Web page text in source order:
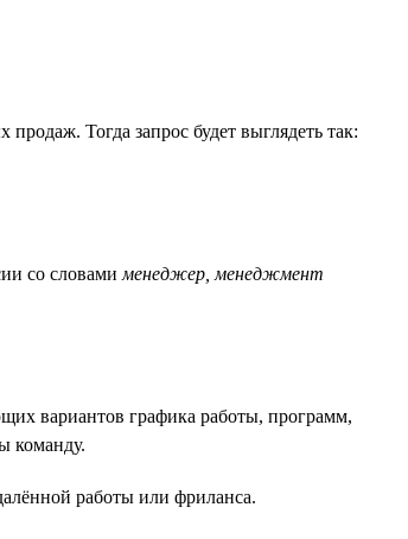
Тогда запрос будет выглядеть так:
со словамименеджер, менеджмент
вариантов графика работы, программ,
команду.
работы или фриланса.